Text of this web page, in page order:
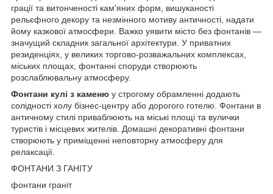
грації та витонченості кам'яних форм, вишуканості
рельєфного декору та незмінного мотиву античності, надати
йому казкової атмосфери. Важко уявити місто без фонтанів —
значущий складник загальної архітектури. У приватних
резиденціях, у великих торгово-розважальних комплексах,
міських площах, фонтанні споруди створюють
розслаблювальну атмосферу.
Фонтани кулі з каменю у строгому обрамленні додають
солідності холу бізнес-центру або дорогого готелю. Фонтани в
античному стилі приваблюють на міські площі та вулички
туристів і місцевих жителів. Домашні декоративні фонтани
створюють у приміщенні неповторну атмосферу для
релаксації.
ФОНТАНИ З ГАНІТУ
фонтани граніт